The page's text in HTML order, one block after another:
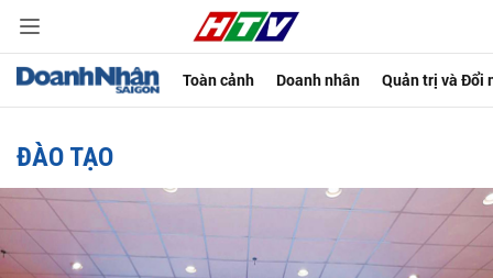
Toàn cảnh Doanh nhân Quản trị và Đổi
ĐÀO TẠO